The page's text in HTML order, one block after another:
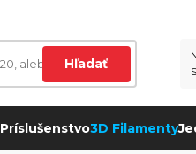
Hľadať
Príslušenstvo3D Filamenty